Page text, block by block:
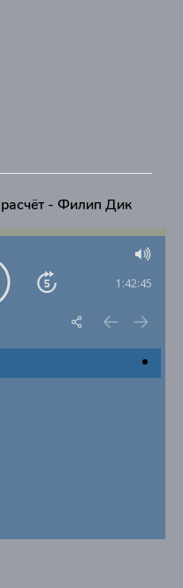
- Филип Дик
1:42:45